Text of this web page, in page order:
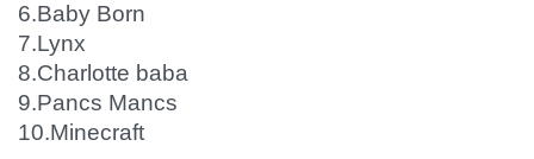
6.Baby Born
7.Lynx
8.Charlotte baba
9.Pancs Mancs
10.Minecraft